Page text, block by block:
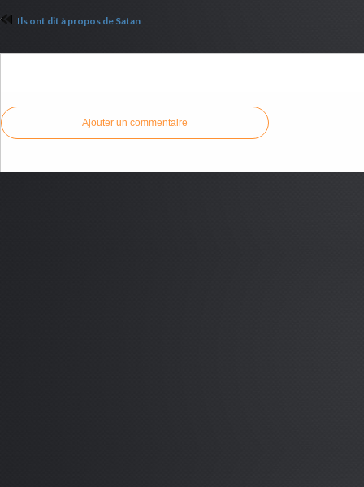
Ils ont dit à propos de Satan
Ajouter un commentaire